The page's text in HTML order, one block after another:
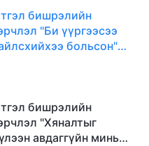
бишрэлийн
"Би үүргээсээ
больсон"
бишрэлийн
"Хяналтыг
авдаггүйн минь